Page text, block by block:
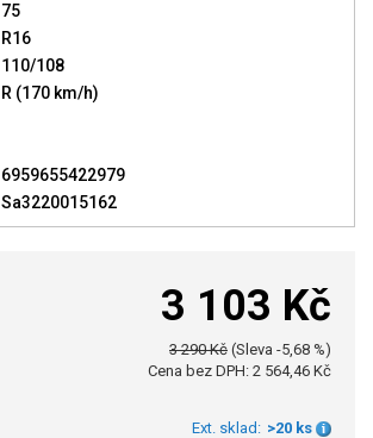
75
R16
110/108
R (170 km/h)
6959655422979
Sa3220015162
3 103 Kč
3 290 Kč (Sleva -5,68 %)
Cena bez DPH: 2 564,46 Kč
Ext. sklad: >20 ks